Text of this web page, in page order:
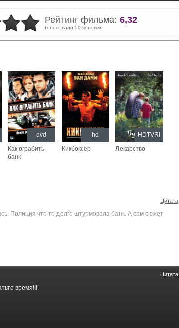
Рейтинг фильма: 6,32
Голосовало 50 человек
Как ограбить
банк
dvd
Кикбоксёр
hd
Лекарство
HDTVRi
p
Цитата
Полиция что то долго штурмовала банк. А сам сюжет
Цитата
время!!!